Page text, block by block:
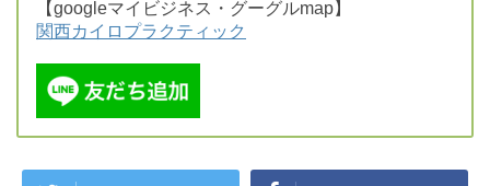
【googleマイビジネス・グーグルmap】
関西カイロプラクティック